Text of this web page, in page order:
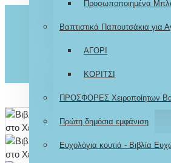
Προσωποποιημένα
Βαπτιστικά Παπουτσάκια για
ΑΓΟΡΙ
ΚΟΡΙΤΣΙ
ΠΡΟΣΦΟΡΕΣ Χειροποίητων
Πρώτη δημόσια εμφάνιση
Ευχολόγια κουτιά - Βιβλία